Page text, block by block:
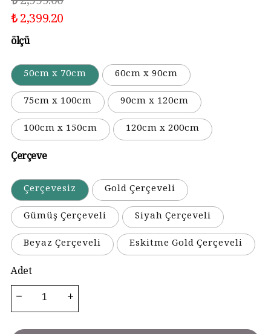
₺ 2,399.20
ölçü
50cm x 70cm
60cm x 90cm
75cm x 100cm
90cm x 120cm
100cm x 150cm
120cm x 200cm
Çerçeve
Çerçevesiz
Gold Çerçeveli
Gümüş Çerçeveli
Siyah Çerçeveli
Beyaz Çerçeveli
Eskitme Gold Çerçeveli
Adet